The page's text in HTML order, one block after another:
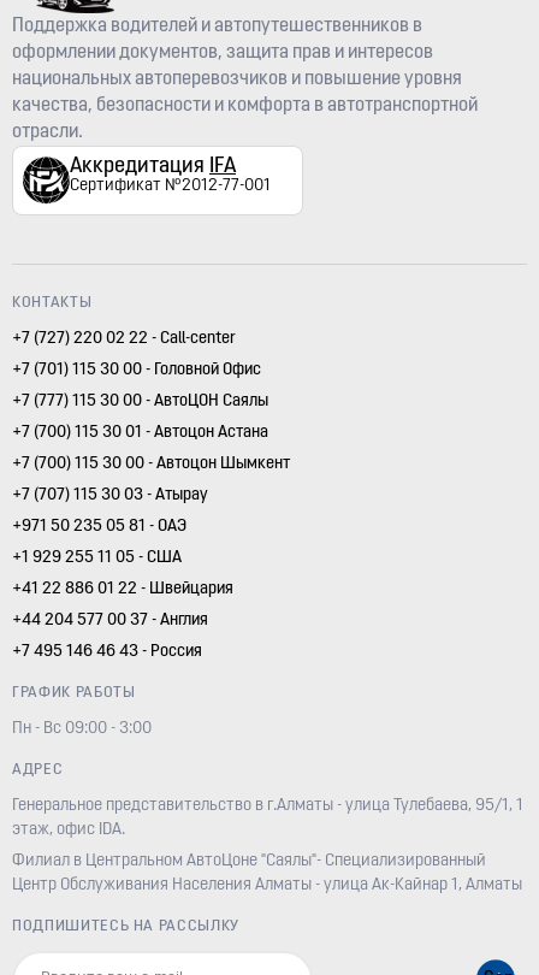
Поддержка водителей и автопутешественников в
оформлении документов, защита прав и интересов
национальных автоперевозчиков и повышение уровня
качества, безопасности и комфорта в автотранспортной
отрасли.
Аккредитация IFA
Сертификат №2012-77-001
КОНТАКТЫ
+7 (727) 220 02 22 - Call-center
+7 (701) 115 30 00 - Головной Офис
+7 (777) 115 30 00 - АвтоЦОН Саялы
+7 (700) 115 30 01 - Автоцон Астана
+7 (700) 115 30 00 - Автоцон Шымкент
+7 (707) 115 30 03 - Атырау
+971 50 235 05 81 - ОАЭ
+1 929 255 11 05 - США
+41 22 886 01 22 - Швейцария
+44 204 577 00 37 - Англия
+7 495 146 46 43 - Россия
ГРАФИК РАБОТЫ
Пн - Вс 09:00 - 3:00
АДРЕС
Генеральное представительство в г.Алматы - улица Тулебаева, 95/1, 1
этаж, офис IDA.
Филиал в Центральном АвтоЦоне "Саялы"- Специализированный
Центр Обслуживания Населения Алматы - улица Ак-Кайнар 1, Алматы
ПОДПИШИТЕСЬ НА РАССЫЛКУ